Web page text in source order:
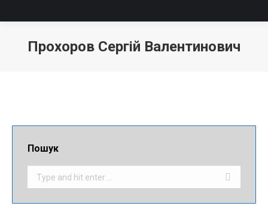
Прохоров Сергій Валентинович
Пошук
Search: